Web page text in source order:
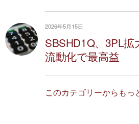
2026年5月15日
SBSHD1Q、3PL拡
流動化で最高益
このカテゴリーからも